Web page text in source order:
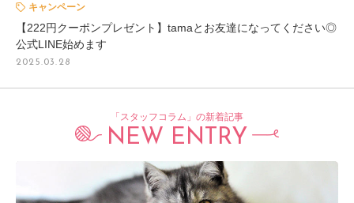
キャンペーン
【222円クーポンプレゼント】tamaとお友達になってください◎
公式LINE始めます
2025.03.28
「スタッフコラム」の新着記事
NEW ENTRY